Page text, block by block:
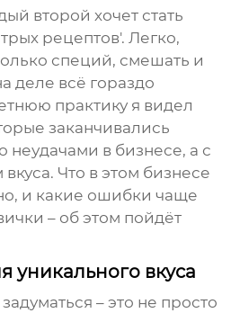
второй хочет стать
рецептов'. Легко,
специй, смешать и
деле всё гораздо
практику я видел
заканчивались
неудачами в бизнесе, а с
Что в этом бизнесе
и какие ошибки чаще
– об этом пойдёт
уникального вкуса
– это не просто